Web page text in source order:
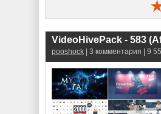
pooshock | 3 комментария | 9